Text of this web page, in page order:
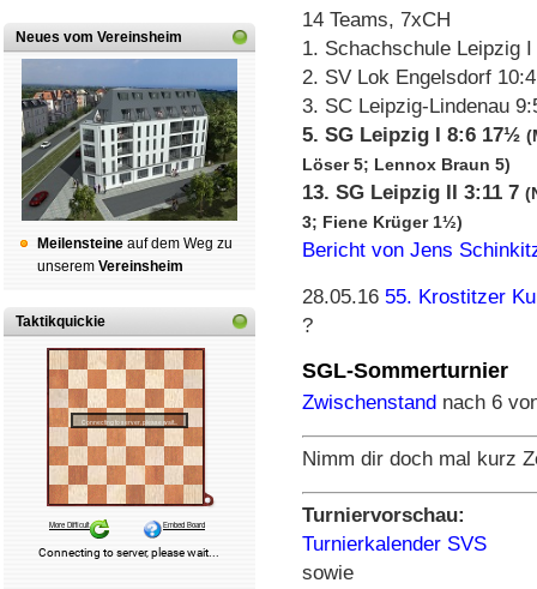
Neues vom Vereinsheim
Mei­len­stei­ne auf dem Weg zu
un­se­rem Ver­eins­heim
Taktikquickie
14 Teams, 7xCH
1. Schachschule Leipzig I
2. SV Lok Engelsdorf
3. SC Leipzig-Lindenau
5. SG Leipzig I 8:6 17½
Löser 5; Lennox Braun 5)
13. SG Leipzig II 3:11 7
3; Fiene Krüger 1½)
Bericht von Jens
28.05.16 55. Krostitzer
?
SGL-Sommerturnier
Zwischenstand nach 6
Nimm dir doch mal kurz
Turniervorschau:
Turnierkalender SVS
sowie